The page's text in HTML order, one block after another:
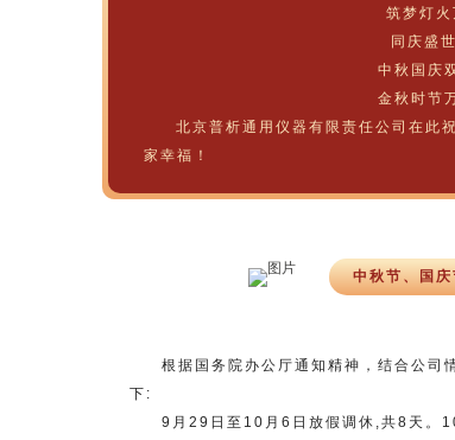
筑梦灯火
同庆盛
中秋国庆
金秋时节
北京普析通用仪器有限责任公司在此
家幸福！
中秋节、国
根据国务院办公厅通知精神，结合公
下:
9月29日至10月6日放假调休,共8天。